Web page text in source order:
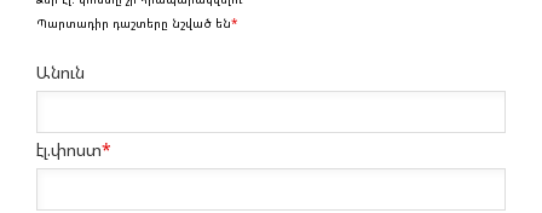
Պարտադիր դաշտերը նշված են*
Անուն
էլ.փոստ*